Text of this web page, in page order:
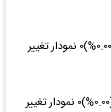
هر کیلو نبشی ۱۰ ایرانی ۶ متری ۹۰ ۴۶,۰۰۰ (۰.۰۰%)۰ نمودار تغییر
هر کیلو نبشی ۱۲ ایرانی ۶ متری ۱۳۰ ۴۶,۰۰۰ (۰.۰۰%)۰ نمودار تغییر